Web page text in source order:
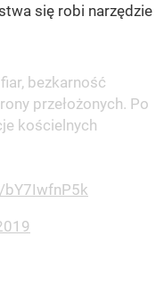
się robi narzędzie
bezkarność
przełożonych. Po
kościelnych